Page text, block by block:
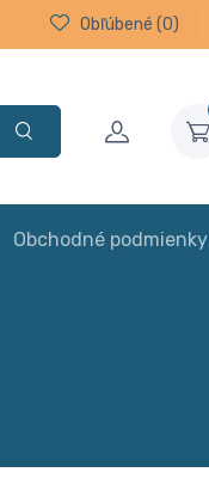
Obľúbené (0)
Obchodné podmienky